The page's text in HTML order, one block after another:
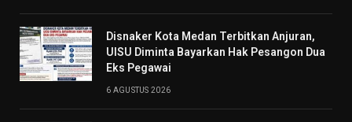
Disnaker Kota Medan Terbitkan Anjuran,
UISU Diminta Bayarkan Hak Pesangon Dua
Eks Pegawai
6 AGUSTUS 2026